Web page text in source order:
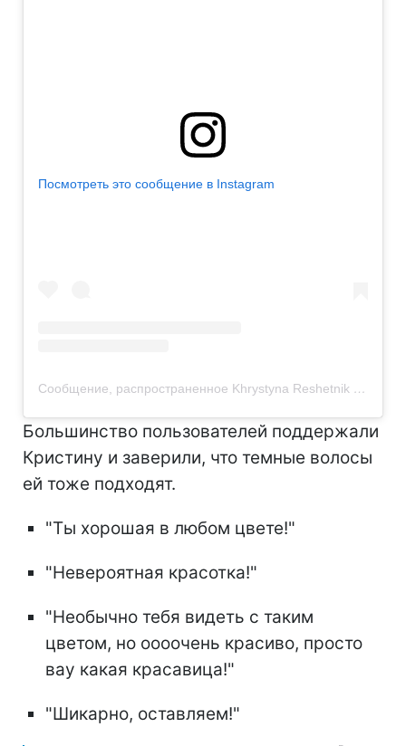
Посмотреть это сообщение в Instagram
Сообщение, распространенное Khrystyna Reshetnik (@kristina_reshetnik)
Большинство пользователей поддержали
Кристину и заверили, что темные волосы
ей тоже подходят.
"Ты хорошая в любом цвете!"
"Невероятная красотка!"
"Необычно тебя видеть с таким
цветом, но оооочень красиво, просто
вау какая красавица!"
"Шикарно, оставляем!"